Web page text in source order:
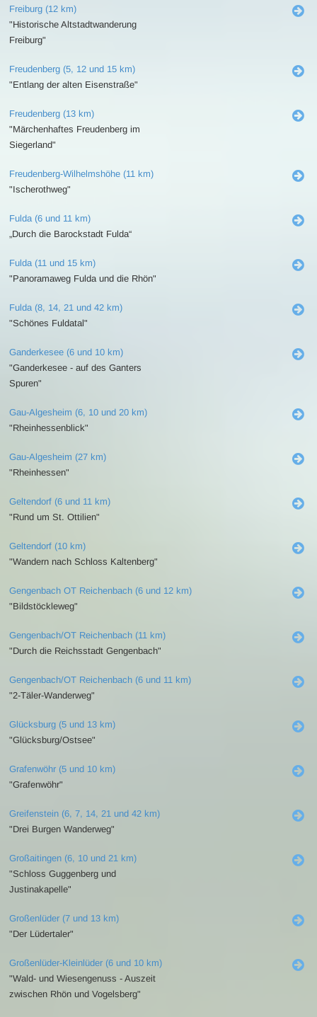
Freiburg (12 km)
"Historische Altstadtwanderung
Freiburg"
Freudenberg (5, 12 und 15 km)
"Entlang der alten Eisenstraße"
Freudenberg (13 km)
"Märchenhaftes Freudenberg im
Siegerland"
Freudenberg-Wilhelmshöhe (11 km)
"Ischerothweg"
Fulda (6 und 11 km)
„Durch die Barockstadt Fulda“
Fulda (11 und 15 km)
"Panoramaweg Fulda und die Rhön"
Fulda (8, 14, 21 und 42 km)
"Schönes Fuldatal"
Ganderkesee (6 und 10 km)
"Ganderkesee - auf des Ganters
Spuren"
Gau-Algesheim (6, 10 und 20 km)
"Rheinhessenblick"
Gau-Algesheim (27 km)
"Rheinhessen"
Geltendorf (6 und 11 km)
"Rund um St. Ottilien"
Geltendorf (10 km)
"Wandern nach Schloss Kaltenberg"
Gengenbach OT Reichenbach (6 und 12 km)
"Bildstöckleweg"
Gengenbach/OT Reichenbach (11 km)
"Durch die Reichsstadt Gengenbach"
Gengenbach/OT Reichenbach (6 und 11 km)
"2-Täler-Wanderweg"
Glücksburg (5 und 13 km)
"Glücksburg/Ostsee"
Grafenwöhr (5 und 10 km)
"Grafenwöhr"
Greifenstein (6, 7, 14, 21 und 42 km)
"Drei Burgen Wanderweg"
Großaitingen (6, 10 und 21 km)
"Schloss Guggenberg und
Justinakapelle"
Großenlüder (7 und 13 km)
"Der Lüdertaler"
Großenlüder-Kleinlüder (6 und 10 km)
"Wald- und Wiesengenuss - Auszeit
zwischen Rhön und Vogelsberg"